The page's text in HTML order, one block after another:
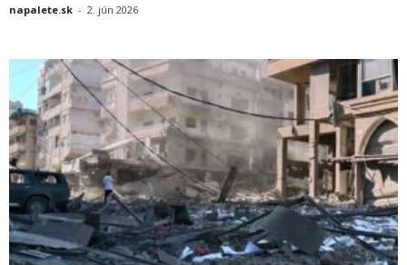
napalete.sk - 2. jún 2026